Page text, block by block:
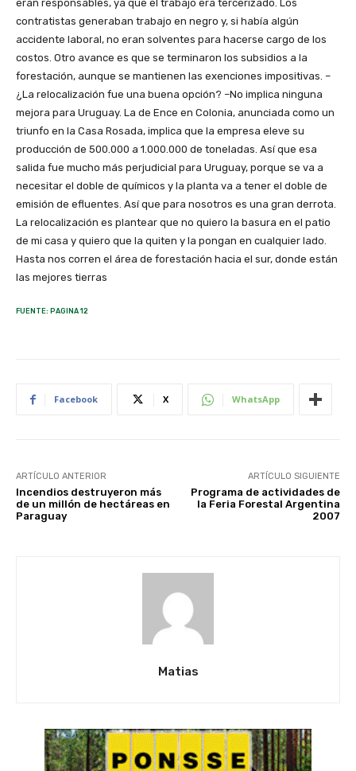
eran responsables, ya que el trabajo era tercerizado. Los
contratistas generaban trabajo en negro y, si había algún
accidente laboral, no eran solventes para hacerse cargo de los
costos. Otro avance es que se terminaron los subsidios a la
forestación, aunque se mantienen las exenciones impositivas. –
¿La relocalización fue una buena opción? –No implica ninguna
mejora para Uruguay. La de Ence en Colonia, anunciada como un
triunfo en la Casa Rosada, implica que la empresa eleve su
producción de 500.000 a 1.000.000 de toneladas. Así que esa
salida fue mucho más perjudicial para Uruguay, porque se va a
necesitar el doble de químicos y la planta va a tener el doble de
emisión de efluentes. Así que para nosotros es una gran derrota.
La relocalización es plantear que no quiero la basura en el patio
de mi casa y quiero que la quiten y la pongan en cualquier lado.
Hasta nos corren el área de forestación hacia el sur, donde están
las mejores tierras
FUENTE: PAGINA 12
Facebook X WhatsApp
ARTÍCULO ANTERIOR
Incendios destruyeron más
de un millón de hectáreas en
Paraguay
ARTÍCULO SIGUIENTE
Programa de actividades de
la Feria Forestal Argentina
2007
Matias